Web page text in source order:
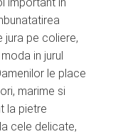
jura pe coliere,
in jurul
le place
marime si
la pietre
cele delicate,